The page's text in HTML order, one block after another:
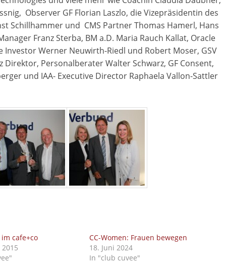
Observer GF Florian Laszlo, die Vizepräsidentin des
Schillhammer und CMS Partner Thomas Hamerl, Hans
Franz Sterba, BM a.D. Maria Rauch Kallat, Oracle
Werner Neuwirth-Riedl und Robert Moser, GSV
Personalberater Walter Schwarz, GF Consent,
und IAA- Executive Director Raphaela Vallon-Sattler
cafe+co
CC-Women: Frauen bewegen
18. Juni 2024
In "club cuvee"